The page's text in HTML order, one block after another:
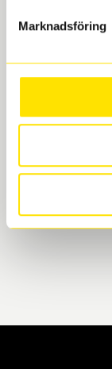
Marknadsföring
Boka och
När du
levereras de
Göteborg. Välj
Mölndal. I
vi till att de